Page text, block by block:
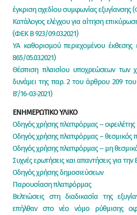
έγκριση σχεδίου συμφωνίας εξυγίανσης
Κατάλογος ελέγχου για αίτηση
(ΦΕΚ Β 923/09.03.2021)
YA καθορισμού περιεχομένου
865/05.03.2021)
Θέσπιση πλαισίου υποχρεώσεων των
δυνάμει της παρ. 2 του άρθρου 209
Β’/16-03-2021)
ΕΝΗΜΕΡΩΤΙΚΟ ΥΛΙΚΟ
Οδηγός χρήσης πλατφόρμας – οφειλέτης
Οδηγός χρήσης πλατφόρμας – θεσμικός
Οδηγός χρήσης πλατφόρμας – μη
Συχνές ερωτήσεις και απαντήσεις για την
Οδηγός χρήσης δημοσιεύσεων
Παρουσίαση πλατφόρμας
Βελτιώσεις στη διαδικασία της
επήλθαν στο νέο νόμο ρύθμισης